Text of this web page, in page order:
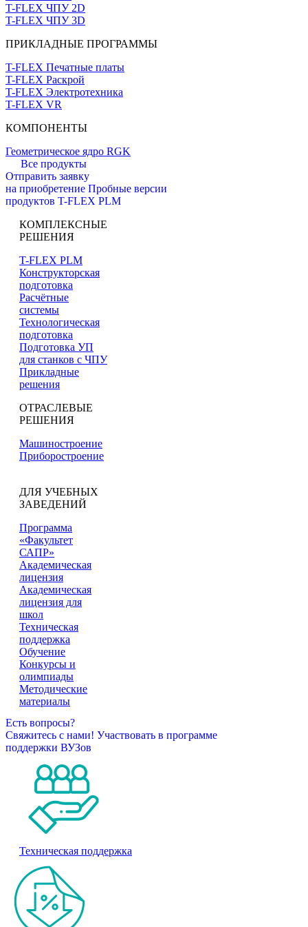
T-FLEX ЧПУ 2D
T-FLEX ЧПУ 3D
ПРИКЛАДНЫЕ ПРОГРАММЫ
T-FLEX Печатные платы
T-FLEX Раскрой
T-FLEX Электротехника
T-FLEX VR
КОМПОНЕНТЫ
Геометрическое ядро RGK
Все продукты
Отправить заявку
на приобретение Пробные версии
продуктов T-FLEX PLM
КОМПЛЕКСНЫЕ
РЕШЕНИЯ
T-FLEX PLM
Конструкторская
подготовка
Расчётные
системы
Технологическая
подготовка
Подготовка УП
для станков с ЧПУ
Прикладные
решения
ОТРАСЛЕВЫЕ
РЕШЕНИЯ
Машиностроение
Приборостроение
ДЛЯ УЧЕБНЫХ
ЗАВЕДЕНИЙ
Программа
«Факультет
САПР»
Академическая
лицензия
Академическая
лицензия для
школ
Техническая
поддержка
Обучение
Конкурсы и
олимпиады
Методические
материалы
Есть вопросы?
Свяжитесь с нами! Участвовать в программе
поддержки ВУЗов
Техническая поддержка